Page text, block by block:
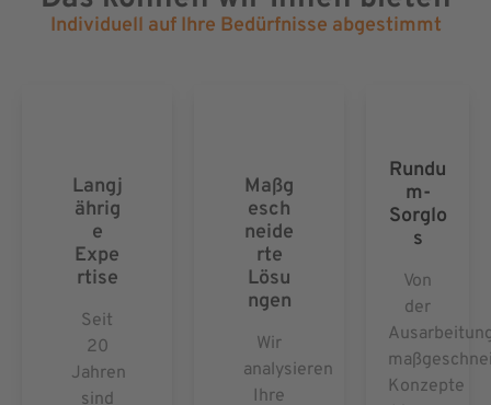
Individuell auf Ihre Bedürfnisse abgestimmt
Langj
ährig
e
Expe
rtise
Seit
20
Jahren
sind
Maßg
esch
neide
rte
Lösu
ngen
Wir
analysieren
Ihre
Rundu
m-
Sorglo
s
Von
der
Konzepte